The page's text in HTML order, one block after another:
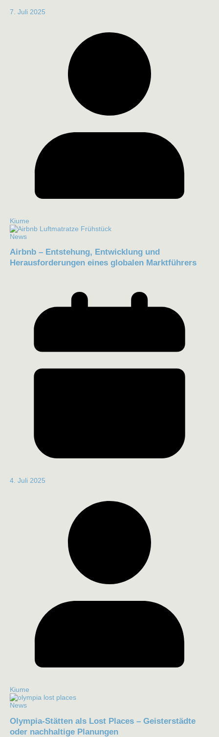
7. Juli 2025
Kiume
News
Airbnb – Entstehung, Entwicklung und
Herausforderungen eines globalen Marktführers
4. Juli 2025
Kiume
News
Olympia-Stätten als Lost Places – Geisterstädte
oder nachhaltige Planungen